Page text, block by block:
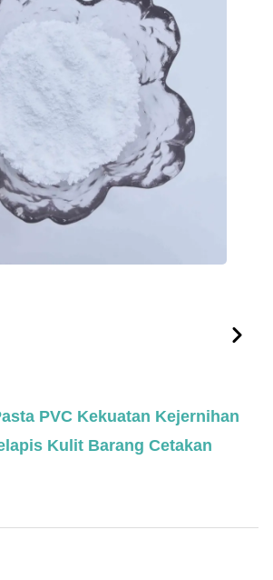
PVC Kekuatan Kejernihan
Kulit Barang Cetakan